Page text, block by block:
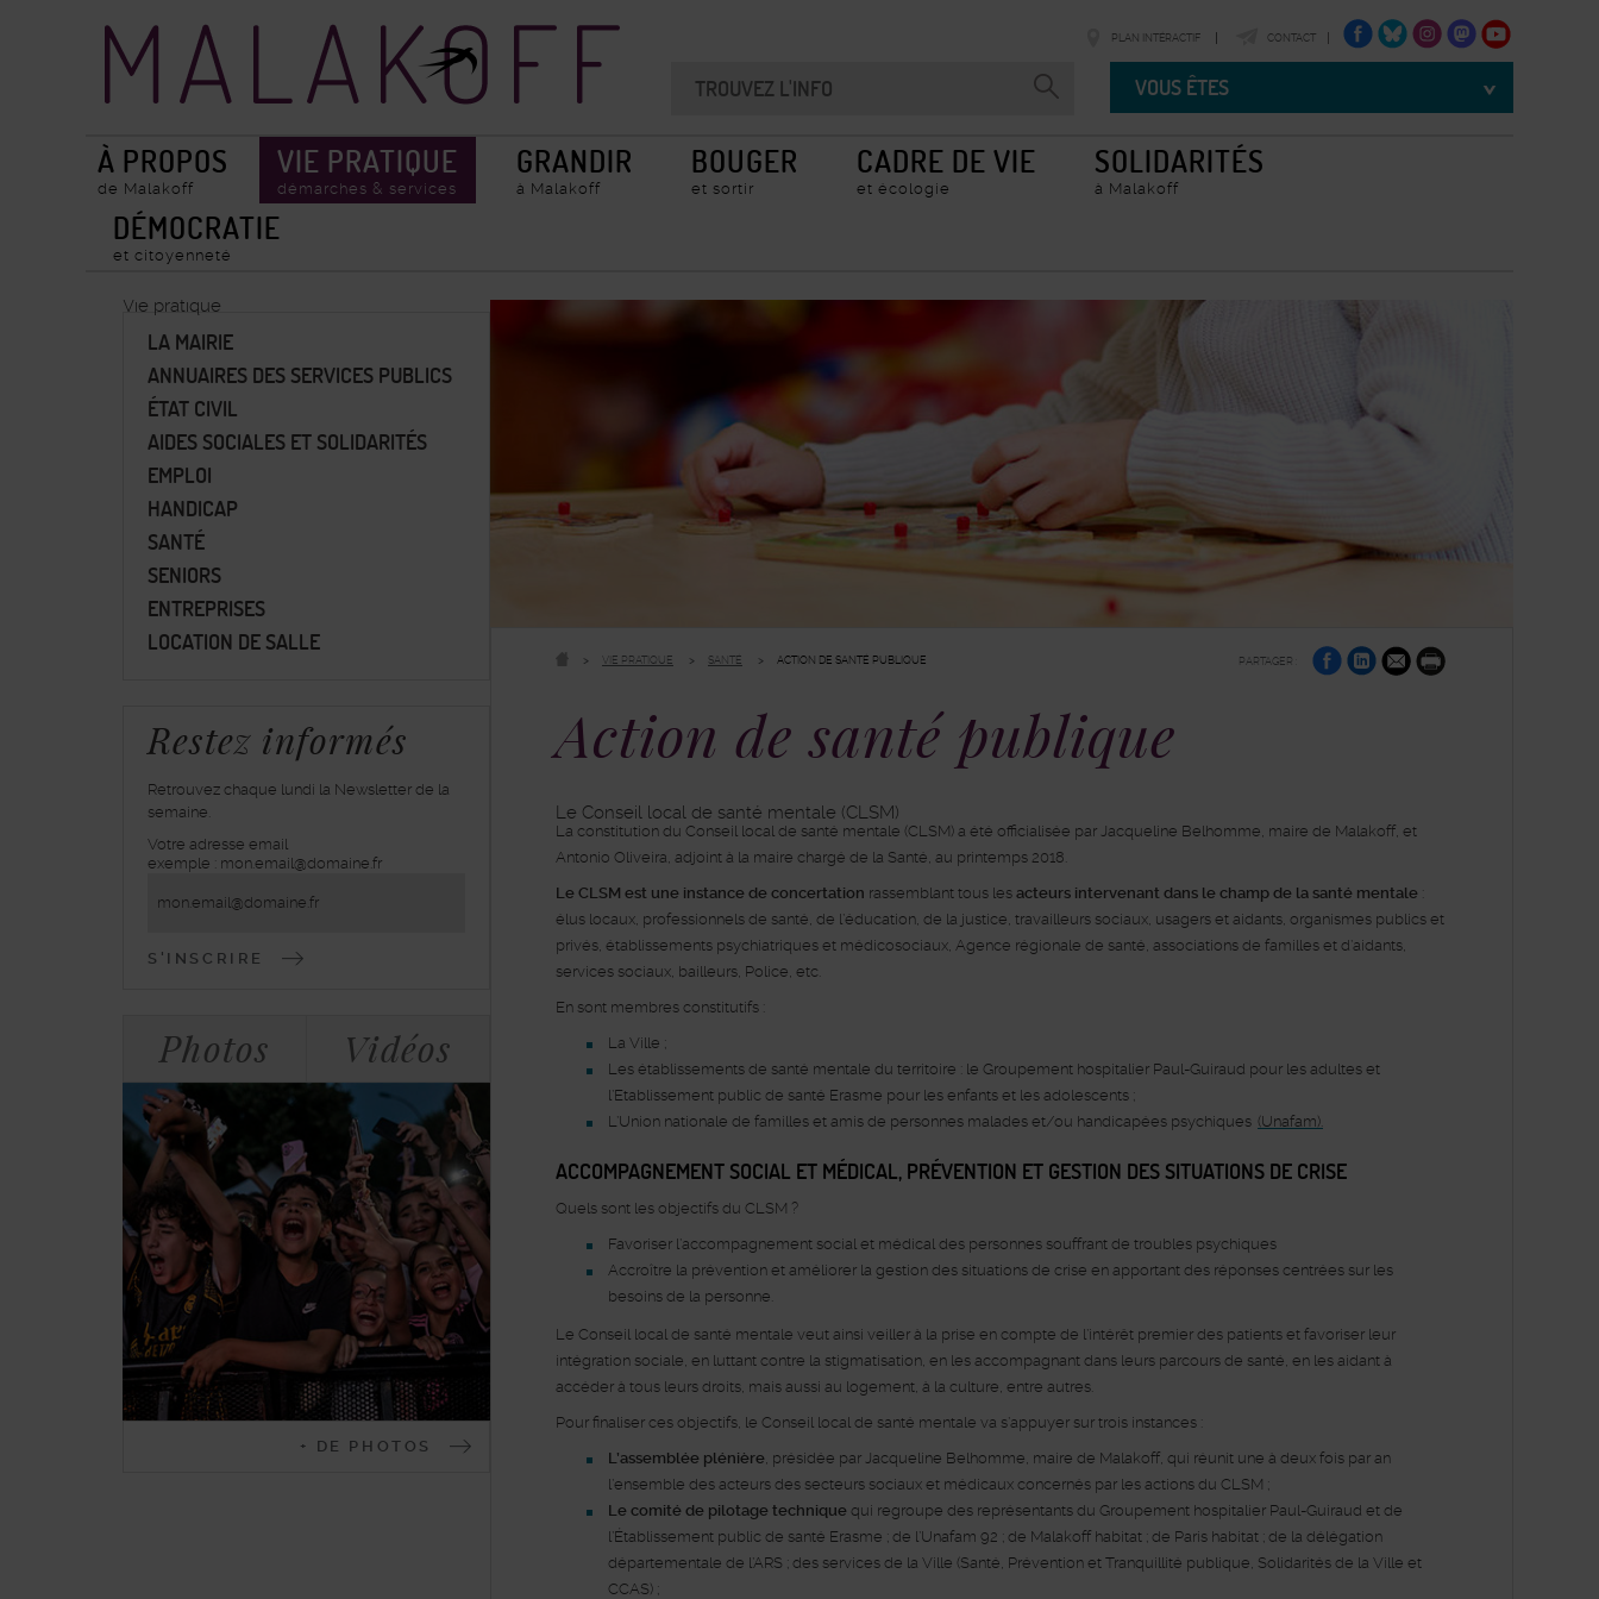
Malakoff
PLAN INTÉRACTIF CONTACT
FACEBOOKTWITTERINSTAGRAMTWITTERYOUTUBE
Vous
VOUS ÊTES
À PROPOS
de Malakoff
VIE PRATIQUE
démarches & services
GRANDIR
à Malakoff
BOUGER
et sortir
CADRE DE VIE
et écologie
SOLIDARITÉS
à Malakoff
DÉMOCRATIE
et citoyenneté
VIE PRATIQUE SANTÉ ACTION DE SANTÉ PUBLIQUE PARTAGER :
sur
Facebook
sur
Linkedin
par
e-
mail
Imprimer
Action de santé publique
Section
Index
Colonne
Le Conseil local de santé mentale (CLSM)
La constitution du Conseil local de santé mentale (CLSM) a été officialisée par Jacqueline Belhomme, maire de Malakoff, et
Antonio Oliveira, adjoint à la maire chargé de la Santé, au printemps 2018.
Le CLSM est une instance de concertation rassemblant tous les acteurs intervenant dans le champ de la santé mentale
élus locaux, professionnels de santé, de l’éducation, de la justice, travailleurs sociaux, usagers et aidants, organismes publics et
privés, établissements psychiatriques et médicosociaux, Agence régionale de santé, associations de familles et d’aidants,
services sociaux, bailleurs, Police, etc.
En sont membres constitutifs :
La Ville ;
Les établissements de santé mentale du territoire : le Groupement hospitalier Paul-Guiraud pour les adultes et
l’Etablissement public de santé Erasme pour les enfants et les adolescents ;
L’Union nationale de familles et amis de personnes malades et/ou handicapées psychiques (Unafam).
ACCOMPAGNEMENT SOCIAL ET MÉDICAL, PRÉVENTION ET GESTION DES SITUATIONS DE CRISE
Quels sont les objectifs du CLSM ?
Favoriser l’accompagnement social et médical des personnes souffrant de troubles psychiques
Accroître la prévention et améliorer la gestion des situations de crise en apportant des réponses centrées sur les
besoins de la personne.
Le Conseil local de santé mentale veut ainsi veiller à la prise en compte de l’intérêt premier des patients et favoriser leur
intégration sociale, en luttant contre la stigmatisation, en les accompagnant dans leurs parcours de santé, en les aidant à
accéder à tous leurs droits, mais aussi au logement, à la culture, entre autres.
Pour finaliser ces objectifs, le Conseil local de santé mentale va s’appuyer sur trois instances :
L’assemblée plénière, présidée par Jacqueline Belhomme, maire de Malakoff, qui réunit une à deux fois par an
l’ensemble des acteurs des secteurs sociaux et médicaux concernés par les actions du CLSM ;
Le comité de pilotage technique qui regroupe des représentants du Groupement hospitalier Paul-Guiraud et de
l’Établissement public de santé Erasme ; de l’Unafam 92 ; de Malakoff habitat ; de Paris habitat ; de la délégation
départementale de l’ARS ; des services de la Ville (Santé, Prévention et Tranquillité publique, Solidarités de la Ville et
CCAS) ;
Vie pratique
LA MAIRIE
ANNUAIRES DES SERVICES PUBLICS
ÉTAT CIVIL
AIDES SOCIALES ET SOLIDARITÉS
EMPLOI
HANDICAP
SANTÉ
SENIORS
ENTREPRISES
LOCATION DE SALLE
Restez informés
Retrouvez chaque lundi la Newsletter de la
semaine.
inscrivez-
vous
lettre
Votre adresse email
exemple : mon.email@domaine.fr
Photos Vidéos
+ DE PHOTOS